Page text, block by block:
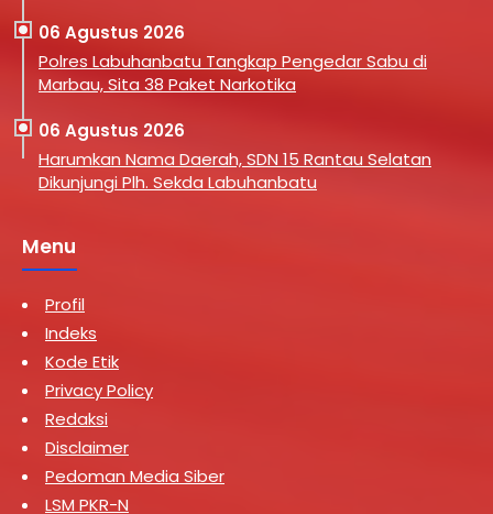
06 Agustus 2026
Polres Labuhanbatu Tangkap Pengedar Sabu di
Marbau, Sita 38 Paket Narkotika
06 Agustus 2026
Harumkan Nama Daerah, SDN 15 Rantau Selatan
Dikunjungi Plh. Sekda Labuhanbatu
Menu
Profil
Indeks
Kode Etik
Privacy Policy
Redaksi
Disclaimer
Pedoman Media Siber
LSM PKR-N